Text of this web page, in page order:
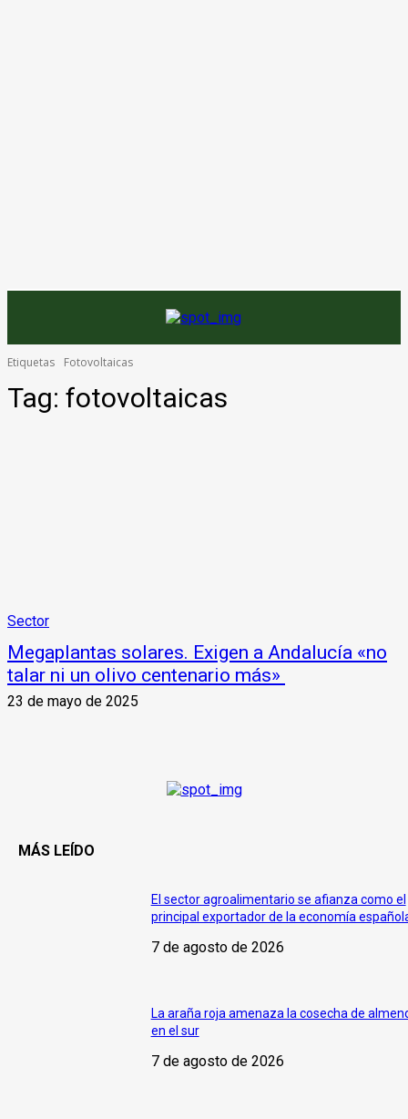
Etiquetas Fotovoltaicas
Tag: fotovoltaicas
Sector
Megaplantas solares. Exigen a Andalucía «no
talar ni un olivo centenario más»
23 de mayo de 2025
MÁS LEÍDO
El sector agroalimentario se afianza como el
principal exportador de la economía
7 de agosto de 2026
La araña roja amenaza la cosecha de
en el sur
7 de agosto de 2026